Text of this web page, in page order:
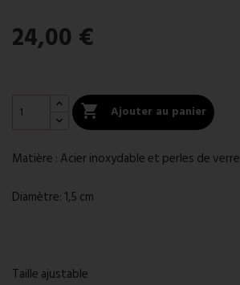
24,00 €
 Ajouter au panier
Matière : Acier inoxydable et perles de verre
Diamètre: 1,5 cm
Taille ajustable